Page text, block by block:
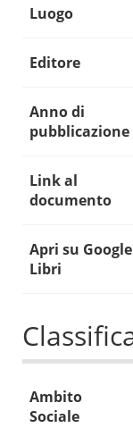
Luogo
Editore
Anno di
pubblicazione
Link al
documento
Apri su Google
Libri
Ambito
Sociale